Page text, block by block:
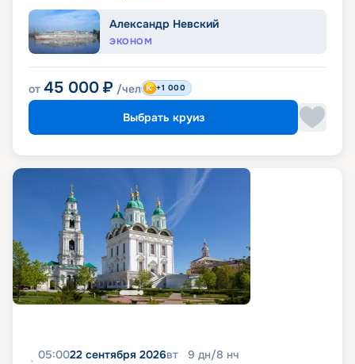
Александр Невский
ЭКОНОМ
от 45 000 ₽ /чел +1 000
Выбрать круиз
05:0022 сентября 2026вт 9 дн/8 нч